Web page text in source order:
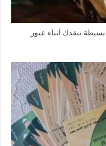
تنقذك أثناء عبور